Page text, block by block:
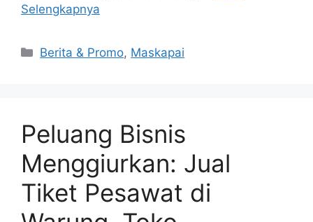
Selengkapnya
Berita & Promo, Maskapai
Peluang Bisnis
Menggiurkan: Jual
Tiket Pesawat di